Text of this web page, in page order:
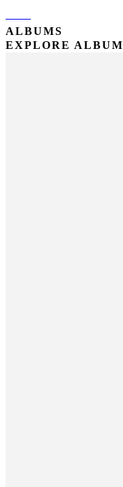
ALBUMS
EXPLORE ALBUM